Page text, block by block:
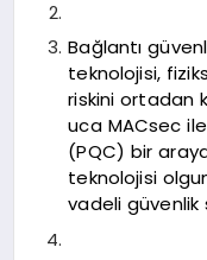
Bağlantı
teknolojisi,
riskini ortadan
uca MACsec
(PQC) bir
teknolojisi
vadeli güvenlik